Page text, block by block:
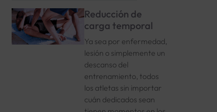
Reducción de
carga temporal
Ya sea por enfermedad,
lesión o simplemente un
descanso del
entrenamiento, todos
los atletas sin importar
cuán dedicados sean